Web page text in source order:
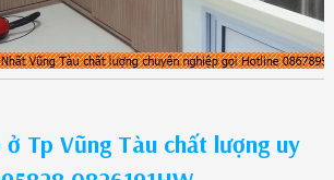
Tp Vũng Tàu chất lượng uy